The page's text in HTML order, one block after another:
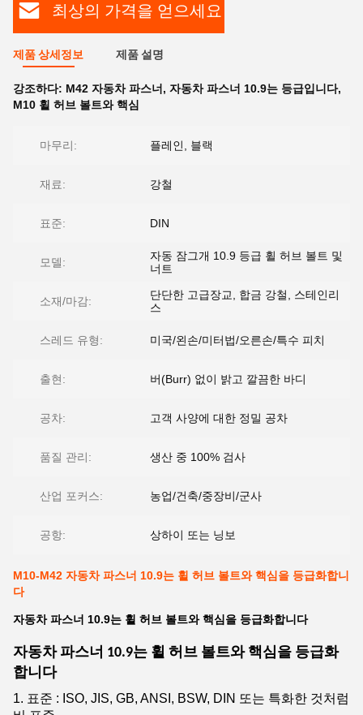
최상의 가격을 얻으세요
제품 상세정보 제품 설명
강조하다: M42 자동차 파스너 , 자동차 파스너 10.9는 등급입니다,
M10 휠 허브 볼트와 핵심
마무리: 플레인, 블랙
재료: 강철
표준: DIN
모델:
자동 잠그개 10.9 등급 휠 허브 볼트 및
너트
소재/마감:
단단한 고급장교, 합금 강철, 스테인리
스
스레드 유형: 미국/왼손/미터법/오른손/특수 피치
출현: 버(Burr) 없이 밝고 깔끔한 바디
공차: 고객 사양에 대한 정밀 공차
품질 관리: 생산 중 100% 검사
산업 포커스: 농업/건축/중장비/군사
공항: 상하이 또는 닝보
M10-M42 자동차 파스너 10.9는 휠 허브 볼트와 핵심을 등급화합니
다
자동차 파스너 10.9는 휠 허브 볼트와 핵심을 등급화합니다
자동차 파스너 10.9는 휠 허브 볼트와 핵심을 등급화
합니다
1. 표준 : ISO, JIS, GB, ANSI, BSW, DIN 또는 특화한 것처럼